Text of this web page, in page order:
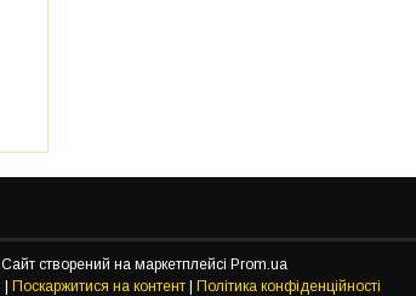
Сайт створений на маркетплейсі Prom.ua
ЕкспертКамін | Поскаржитися на контент | Політика конфіденційності